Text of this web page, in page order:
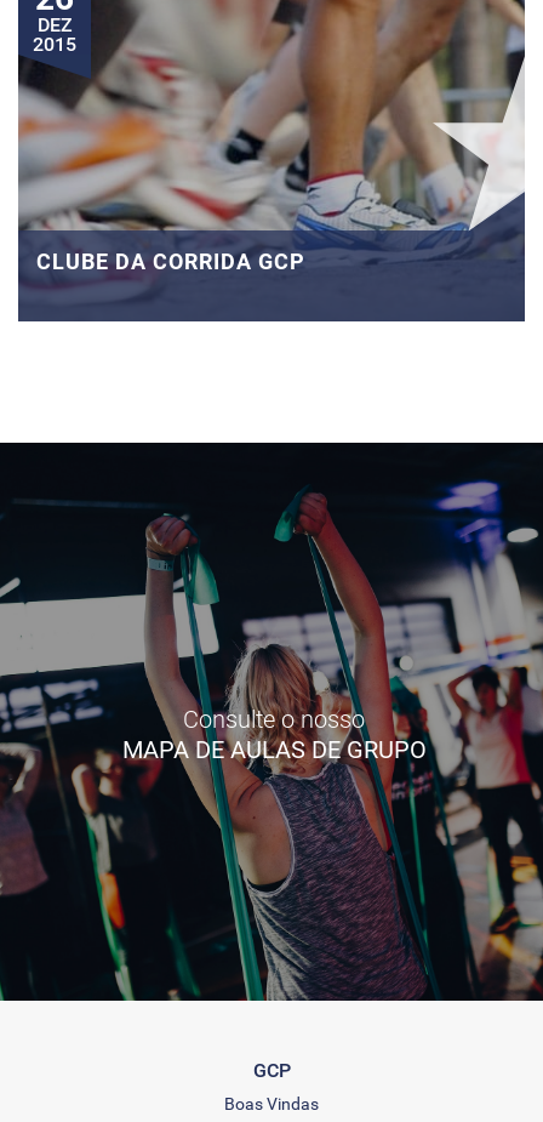
DEZ
2015
CLUBE DA CORRIDA GCP
Consulte o nosso
MAPA DE AULAS DE GRUPO
GCP
Boas Vindas